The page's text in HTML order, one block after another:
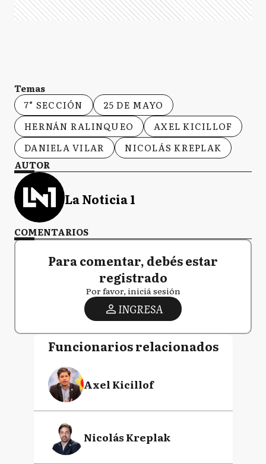
Temas
7° SECCIÓN
25 DE MAYO
HERNÁN RALINQUEO
AXEL KICILLOF
DANIELA VILAR
NICOLÁS KREPLAK
AUTOR
La Noticia 1
COMENTARIOS
Para comentar, debés estar
registrado
Por favor, iniciá sesión
INGRESA
Funcionarios relacionados
Axel Kicillof
Nicolás Kreplak